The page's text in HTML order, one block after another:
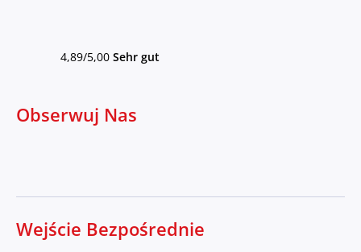
4,89/5,00 Sehr gut
Obserwuj Nas
Wejście Bezpośrednie